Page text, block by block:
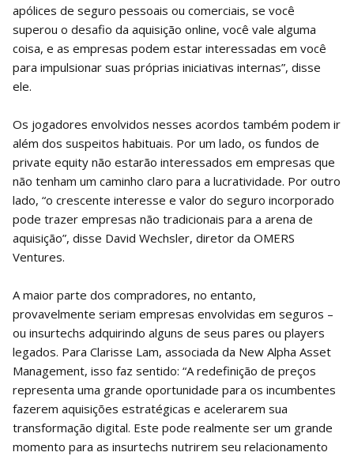
apólices de seguro pessoais ou comerciais, se você
superou o desafio da aquisição online, você vale alguma
coisa, e as empresas podem estar interessadas em você
para impulsionar suas próprias iniciativas internas”, disse
ele.
Os jogadores envolvidos nesses acordos também podem ir
além dos suspeitos habituais. Por um lado, os fundos de
private equity não estarão interessados ​​em empresas que
não tenham um caminho claro para a lucratividade. Por outro
lado, “o crescente interesse e valor do seguro incorporado
pode trazer empresas não tradicionais para a arena de
aquisição”, disse David Wechsler, diretor da OMERS
Ventures.
A maior parte dos compradores, no entanto,
provavelmente seriam empresas envolvidas em seguros –
ou insurtechs adquirindo alguns de seus pares ou players
legados. Para Clarisse Lam, associada da New Alpha Asset
Management, isso faz sentido: “A redefinição de preços
representa uma grande oportunidade para os incumbentes
fazerem aquisições estratégicas e acelerarem sua
transformação digital. Este pode realmente ser um grande
momento para as insurtechs nutrirem seu relacionamento